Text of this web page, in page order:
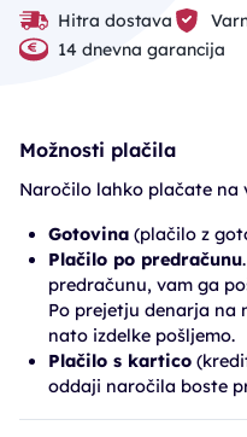
Hitra dostava
14 dnevna garancija
Možnosti plačila
Naročilo lahko plačate na
Gotovina (plačilo z
Plačilo po predračunu
predračunu, vam ga
Po prejetju denarja na
nato izdelke pošljemo.
Plačilo s kartico
oddaji naročila boste